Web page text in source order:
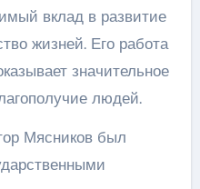
вклад в развитие
жизней. Его работа
значительное
людей.
Мясников был